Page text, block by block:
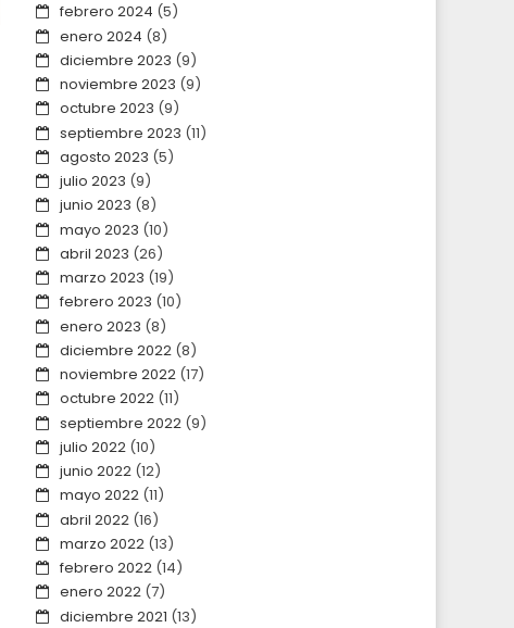
febrero 2024 (5)
enero 2024 (8)
diciembre 2023 (9)
noviembre 2023 (9)
octubre 2023 (9)
septiembre 2023 (11)
agosto 2023 (5)
julio 2023 (9)
junio 2023 (8)
mayo 2023 (10)
abril 2023 (26)
marzo 2023 (19)
febrero 2023 (10)
enero 2023 (8)
diciembre 2022(8)
noviembre 2022(17)
octubre 2022(11)
septiembre 2022(9)
julio 2022(10)
junio 2022(12)
mayo 2022(11)
abril 2022(16)
marzo 2022(13)
febrero 2022(14)
enero 2022(7)
diciembre 2021 (13)